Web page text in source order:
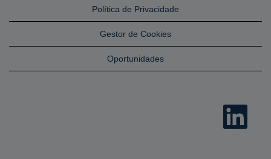
Política de Privacidade
Gestor de Cookies
Oportunidades
A
e